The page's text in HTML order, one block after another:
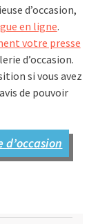
d’occasion,
en ligne.
votre presse
d’occasion.
si vous avez
de pouvoir